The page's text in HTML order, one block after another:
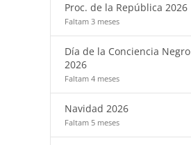
Proc. de la República 2026
Faltam 3 meses
Día de la Conciencia Negro
2026
Faltam 4 meses
Navidad 2026
Faltam 5 meses